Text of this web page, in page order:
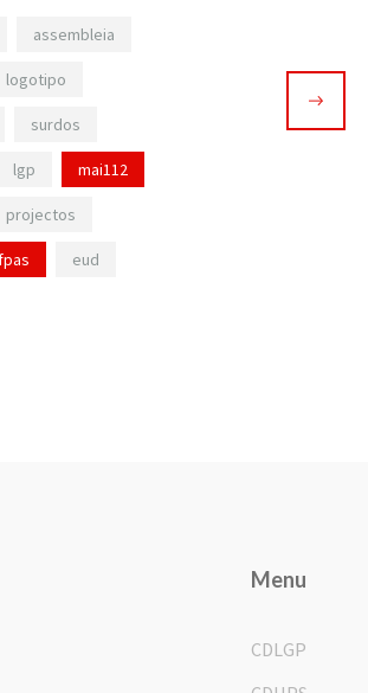
assembleia
logotipo
surdos
lgp mai112
projectos
fpas eud
Menu
CDLGP